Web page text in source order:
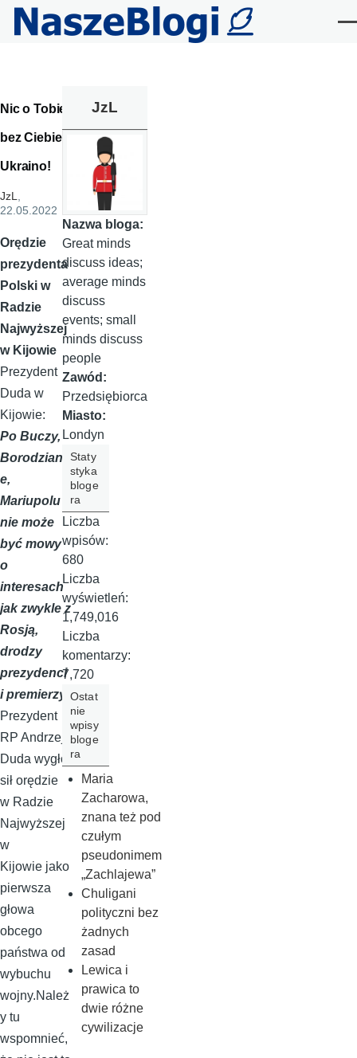
Przejdź do treści
Nic o Tobie,
bez Ciebie,
Ukraino!
JzL,
22.05.2022
Orędzie
prezydenta
Polski w
Radzie
Najwyższej
w Kijowie
Prezydent
Duda w
Kijowie:
Po Buczy,
Borodzianc
e,
Mariupolu
nie może
być mowy
o
interesach
jak zwykle z
Rosją,
drodzy
prezydenci
i premierzy
Prezydent
RP Andrzej
Duda wygło
sił orędzie
w Radzie
Najwyższej
w
Kijowie jako
pierwsza
głowa
obcego
państwa od
wybuchu
wojny.Należ
y tu
wspomnieć,
JzL
Nazwa bloga:
Great minds
discuss ideas;
average minds
discuss
events; small
minds discuss
people
Zawód:
Przedsiębiorca
Miasto:
Londyn
Staty
styka
bloge
ra
Liczba
wpisów:
680
Liczba
wyświetleń:
1,749,016
Liczba
komentarzy:
7,720
Ostat
nie
wpisy
bloge
ra
Maria
Zacharowa,
znana też pod
czułym
pseudonimem
„Zachlajewa”
Chuligani
polityczni bez
żadnych
zasad
Lewica i
prawica to
dwie różne
cywilizacje